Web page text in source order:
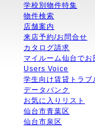
学校別物件特集
物件検索
店舗案内
来店予約/お問合せ
カタログ請求
マイルーム仙台でお
Users Voice
学生向け賃貸トラブ
データバンク
お気に入りリスト
仙台市青葉区
仙台市泉区